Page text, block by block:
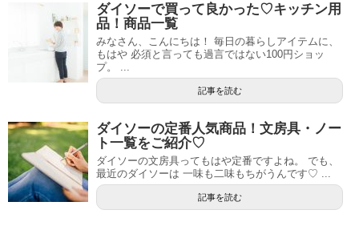
ダイソーで買って良かった♡キッチン用
品！商品一覧
みなさん、こんにちは！ 毎日の暮らしアイテムに、
もはや 必須と言っても過言ではない100円ショッ
プ。 ...
記事を読む
ダイソーの定番人気商品！文房具・ノー
ト一覧をご紹介♡
ダイソーの文房具ってもはや定番ですよね。 でも、
最近のダイソーは 一味も二味もちがうんです♡ ...
記事を読む